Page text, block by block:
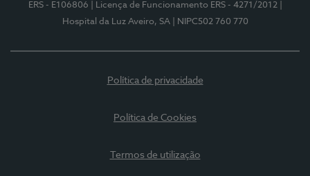
ERS - E106806
| Licença de Funcionamento ERS - 4271/2012
Hospital da Luz Aveiro, SA
| NIPC502 760 770
Política de privacidade
Política de Cookies
Termos de utilização